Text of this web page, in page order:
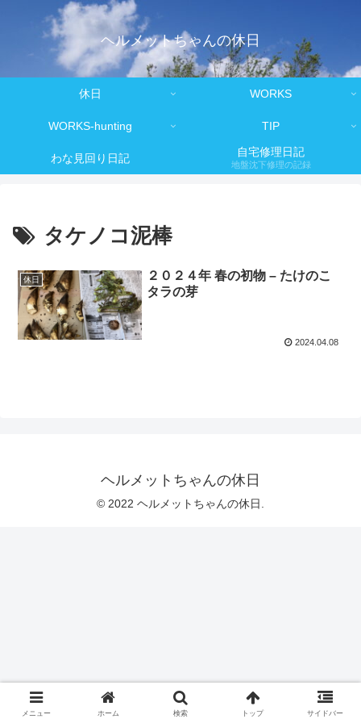
ヘルメットちゃんの休日
休日 WORKS
WORKS-hunting TIP
わな見回り日記 自宅修理日記
地盤沈下修理の記録
タケノコ泥棒
休日
２０２４年 春の初物 – たけのこ
タラの芽
2024.04.08
ヘルメットちゃんの休日
© 2022 ヘルメットちゃんの休日.
メニュー ホーム 検索 トップ サイドバー